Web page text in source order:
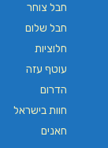
חבל צוחר
חבל שלום
חלוציות
עוטף עזה
הדרום
חוות בישראל
חאנים